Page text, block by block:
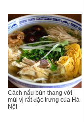
Cách nấu bún thang với
mùi vị rất đặc trưng của Hà
Nội